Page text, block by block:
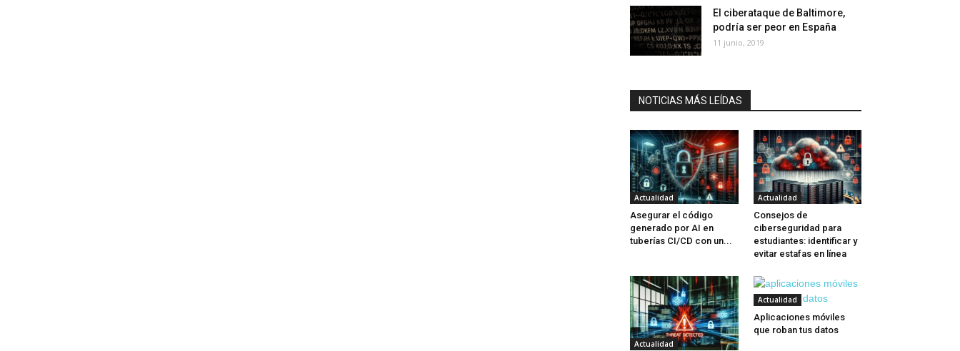
El ciberataque de Baltimore,
podría ser peor en España
11 junio, 2019
NOTICIAS MÁS LEÍDAS
Actualidad
Asegurar el código
generado por AI en
tuberías CI/CD con un...
Actualidad
Consejos de
ciberseguridad para
estudiantes: identificar y
evitar estafas en línea
Actualidad
Actualidad
Aplicaciones móviles
que roban tus datos